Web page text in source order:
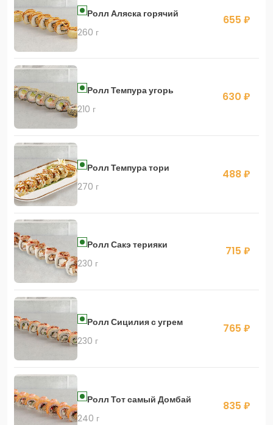
Ролл Аляска горячий
260 г
655 ₽
Ролл Темпура угорь
210 г
630 ₽
Ролл Темпура тори
270 г
488 ₽
Ролл Сакэ терияки
230 г
715 ₽
Ролл Сицилия с угрем
230 г
765 ₽
Ролл Тот самый Домбай
240 г
835 ₽